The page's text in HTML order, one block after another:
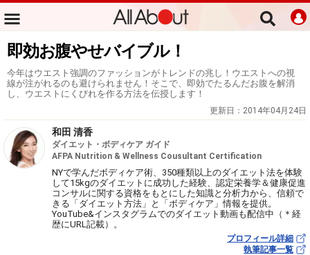
即効お腹やせバイブル！
今年はウエスト強調のファッションがトレンドの兆し！ウエストへの視
線が注がれるのも避けられません！そこで、即効でたるんだお腹を解消
し、ウエストにくびれを作る方法を伝授します！
更新日： 2014年04月24日
和田 清香
ダイエット・ボディケア ガイド
AFPA Nutrition & Wellness Cousultant Certification
NYで学んだボディケア術、350種類以上のダイエット法を体験
して15kgのダイエットに成功した経験、認定栄養学＆健康促進
コンサルに関する資格をもとにした知識と分析力から、信頼で
きる「ダイエット方法」と「ボディケア」情報を提供。
YouTube&インスタグラムでのダイエット動画も配信中（＊経
歴にURL記載）。
プロフィール詳細
執筆記事一覧